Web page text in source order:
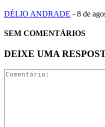
DÉLIO ANDRADE - 8 de
SEM COMENTÁRIOS
DEIXE UMA